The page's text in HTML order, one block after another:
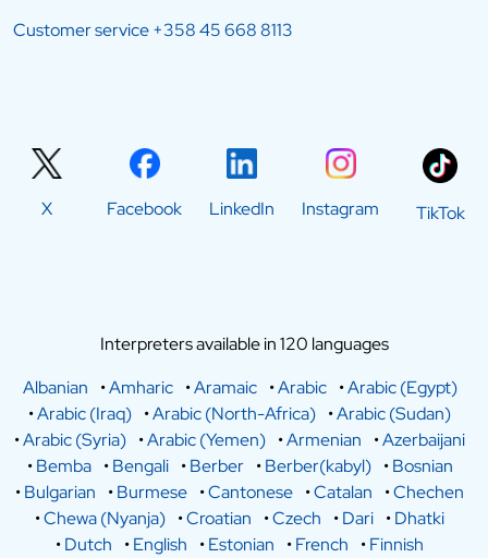
Customer service+358 45 668 8113
X Facebook LinkedIn Instagram TikTok
Interpreters available in 120 languages
Albanian
•Amharic •Aramaic •Arabic •Arabic (Egypt)
•Arabic (Iraq) •Arabic (North-Africa) •Arabic (Sudan)
•Arabic (Syria) •Arabic (Yemen) •Armenian •Azerbaijani
•Bemba •Bengali •Berber •Berber(kabyl) •Bosnian
•Bulgarian •Burmese •Cantonese •Catalan •Chechen
•Chewa (Nyanja) •Croatian •Czech •Dari •Dhatki
•Dutch •English •Estonian •French •Finnish